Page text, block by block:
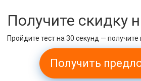
Получите скидку
Пройдите тест на 30 секунд —
Получить